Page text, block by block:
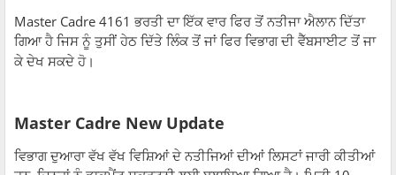
Master Cadre 4161 ਭਰਤੀ ਦਾ ਇੱਕ ਵਾਰ ਫਿਰ ਤੋਂ ਨਤੀਜਾ ਐਲਾਨ ਦਿੱਤਾ
ਗਿਆ ਹੈ ਜਿਸ ਨੂੰ ਤੁਸੀਂ ਹੇਠ ਦਿੱਤੇ ਲਿੰਕ ਤੋਂ ਜਾਂ ਫਿਰ ਵਿਭਾਗ ਦੀ ਵੈੱਬਸਾਈਟ ਤੋਂ ਜਾ
ਕੇ ਦੇਖ ਸਕਦੇ ਹੋ।
Master Cadre New Update
ਵਿਭਾਗ ਦੁਆਰਾ ਵੱਖ ਵੱਖ ਵਿਸ਼ਿਆਂ ਦੇ ਨਤੀਜਿਆਂ ਦੀਆਂ ਲਿਸਟਾਂ ਜਾਰੀ ਕੀਤੀਆਂ